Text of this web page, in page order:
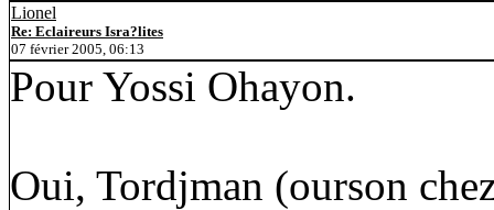
Lionel
Re: Eclaireurs Isra?lites
07 février 2005, 06:13
Pour Yossi Ohayon.
Oui, Tordjman (ourson